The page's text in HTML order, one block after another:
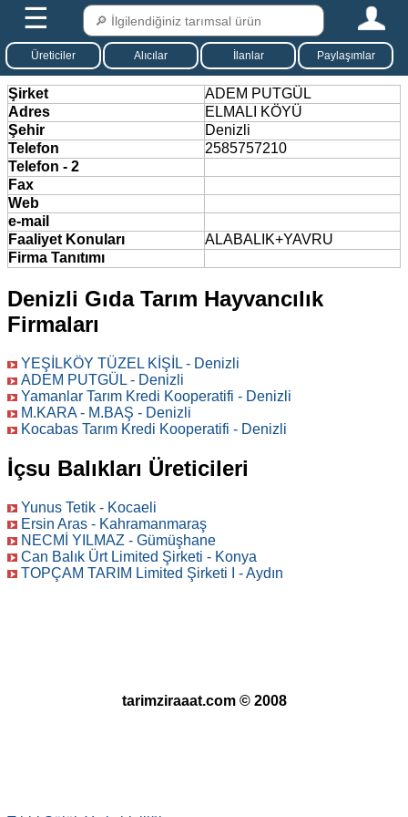
☰
Üreticiler Alıcılar İlanlar Paylaşımlar
Şirket
ADEM PUTGÜL
Adres
ELMALI KÖYÜ
Şehir
Denizli
Telefon
2585757210
Telefon - 2
Fax
Web
e-mail
Faaliyet Konuları
ALABALIK+YAVRU
Firma Tanıtımı
Denizli Gıda Tarım Hayvancılık
Firmaları
YEŞİLKÖY TÜZEL KİŞİL - Denizli
ADEM PUTGÜL - Denizli
Yamanlar Tarım Kredi Kooperatifi - Denizli
M.KARA - M.BAŞ - Denizli
Kocabas Tarım Kredi Kooperatifi - Denizli
İçsu Balıkları Üreticileri
Yunus Tetik - Kocaeli
Ersin Aras - Kahramanmaraş
NECMİ YILMAZ - Gümüşhane
Can Balık Ürt Limited Şirketi - Konya
TOPÇAM TARIM Limited Şirketi I - Aydın
tarimziraaat.com © 2008